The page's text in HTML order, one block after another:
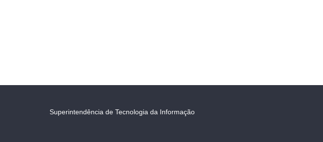
Superintendência de Tecnologia da Informação